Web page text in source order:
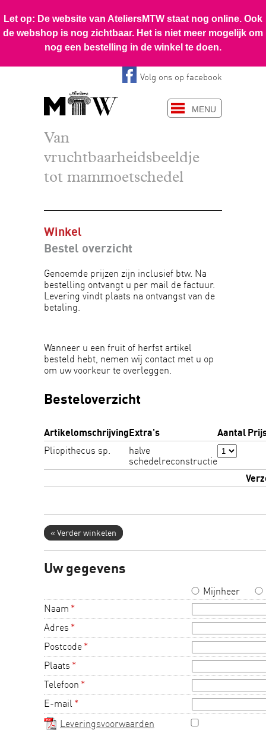
Volg ons op facebook
MENU
Van
vruchtbaarheidsbeeldje
tot mammoetschedel
Winkel
Bestel overzicht
Genoemde prijzen zijn inclusief btw. Na
bestelling ontvangt u per mail de factuur.
Levering vindt plaats na ontvangst van de
betaling.
Wanneer u een fruit of herfst artikel
besteld hebt, nemen wij contact met u op
om uw voorkeur te overleggen.
Besteloverzicht
ArtikelomschrijvingExtra's Aantal
Pliopithecus sp.
halve
schedelreconstructie
« Verder winkelen
Uw gegevens
Mijnheer
Naam *
Adres *
Postcode *
Plaats *
Telefoon *
E-mail *
Leveringsvoorwaarden